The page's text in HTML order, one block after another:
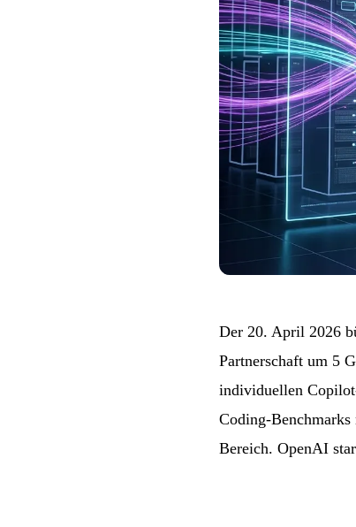
Der 20. April 2026
Partnerschaft um 5
individuellen
Coding-
Bereich. OpenAI